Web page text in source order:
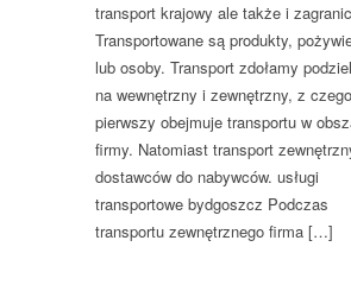
transport krajowy ale także i
Transportowane są produkty,
lub osoby. Transport zdołamy
na wewnętrzny i zewnętrzny, z czego
pierwszy obejmuje transportu w
firmy. Natomiast transport
dostawców do nabywców. usługi
transportowe bydgoszcz Podczas
transportu zewnętrznego firma […]